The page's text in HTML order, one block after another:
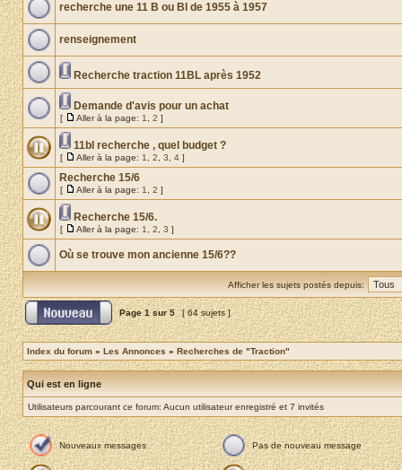
recherche une 11 B ou Bl de 1955 à 1957
renseignement
Recherche traction 11BL après 1952
Demande d'avis pour un achat
[ Aller à la page: 1 2 ]
11bl recherche , quel budget ?
[ Aller à la page: 1 2 3 4 ]
Recherche 15/6
[ Aller à la page: 1 2 ]
Recherche 15/6.
[ Aller à la page: 1 2 3 ]
Où se trouve mon ancienne 15/6??
Afficher les sujets postés depuis:
Page1sur5 [ 64 sujets ]
Index du forum » Les Annonces » Recherches de "Traction"
Qui est en ligne
Utilisateurs parcourant ce forum: Aucun utilisateur enregistré et 7 invités
Nouveaux messages Pas de nouveau message